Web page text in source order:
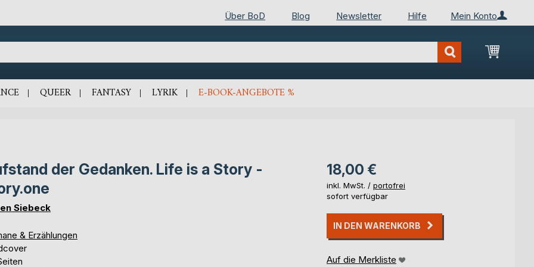
Mein Konto
Über BoD Blog Newsletter Hilfe
Mein
QUEER FANTASY LYRIK E-BOOK-ANGEBOTE %
der Gedanken. Life is a Story -
Siebeck
& Erzählungen
18,00 €
inkl. MwSt. / portofrei
sofort verfügbar
IN DEN WARENKORB
Auf die Merkliste